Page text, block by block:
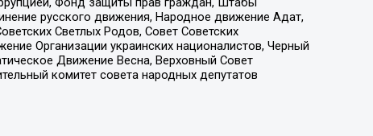
русского движения, Народное движение Адат,
Светлых Родов, Совет Советских
Организации украинских националистов, Черный
Движение Весна, Верховный Совет
комитет совета народных депутатов